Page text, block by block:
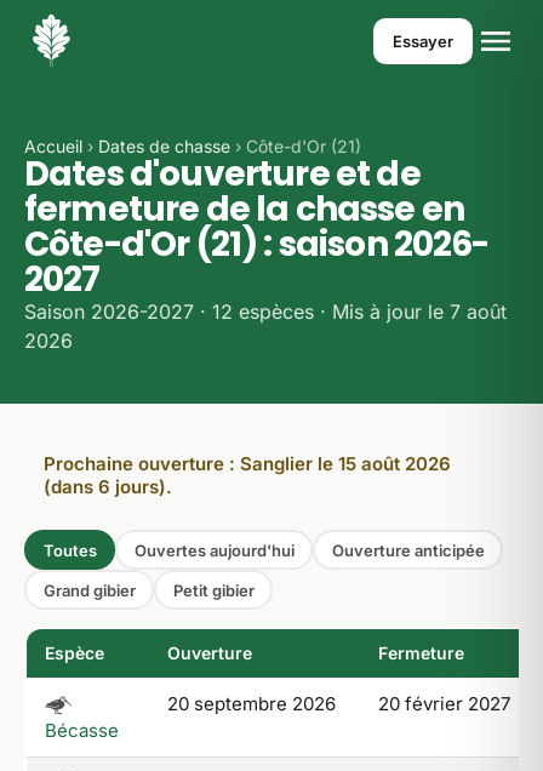
Essayer
Accueil › Dates de chasse › Côte-d'Or (21)
Dates d'ouverture et de
fermeture de la chasse en
Côte-d'Or (21) : saison 2026-
2027
Saison 2026-2027 · 12 espèces · Mis à jour le 7 août
2026
Prochaine ouverture : Sanglier le 15 août 2026
(dans 6 jours).
Toutes Ouvertes aujourd'hui Ouverture anticipée
Grand gibier Petit gibier
Espèce Ouverture Fermeture
Bécasse
20 septembre 2026 20 février 2027